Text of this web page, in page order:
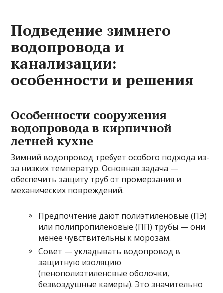
Подведение зимнего
водопровода и
канализации:
особенности и решения
Особенности сооружения
водопровода в кирпичной
летней кухне
Зимний водопровод требует особого подхода из-
за низких температур. Основная задача —
обеспечить защиту труб от промерзания и
механических повреждений.
Предпочтение дают полиэтиленовые (ПЭ)
или полипропиленовые (ПП) трубы — они
менее чувствительны к морозам.
Совет — укладывать водопровод в
защитную изоляцию
(пенополиэтиленовые оболочки,
безвоздушные камеры). Это значительно